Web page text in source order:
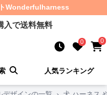
Wonderfulharness
入で送料無料
0 0
人気ランキング